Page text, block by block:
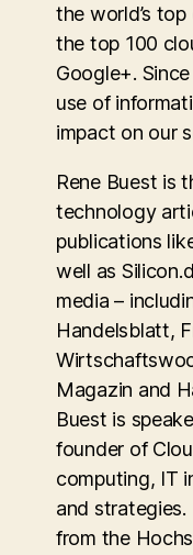
the world’s
the top 100
Google+.
use of
impact on our
Rene Buest is
technology
publications
well as
media –
Handelsblatt,
Magazin and
Buest is
founder of
computing, IT
and strategies.
from the